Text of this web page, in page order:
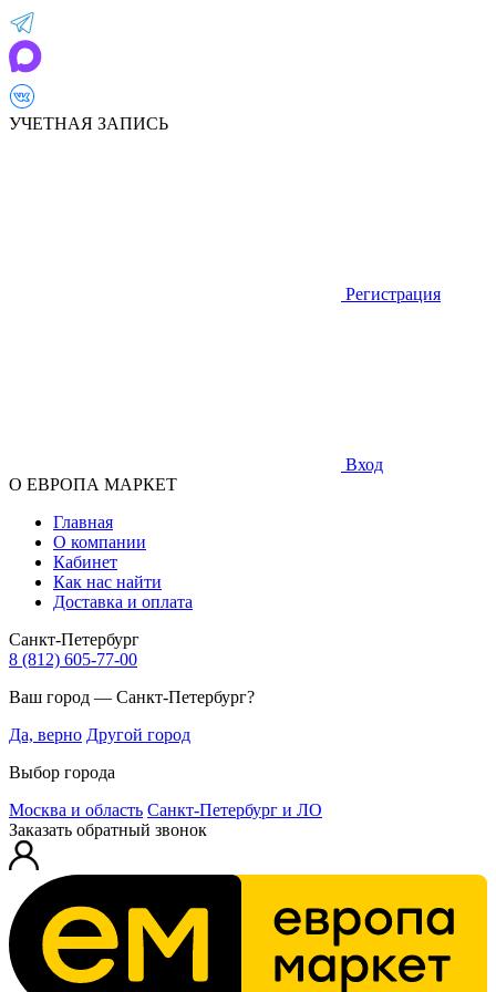
УЧЕТНАЯ ЗАПИСЬ
Регистрация
Вход
О ЕВРОПА МАРКЕТ
Главная
О компании
Кабинет
Как нас найти
Доставка и оплата
Санкт-Петербург
8 (812) 605-77-00
Ваш город — Санкт-Петербург?
Да, верно Другой город
Выбор города
Москва и область Санкт-Петербург и ЛО
Заказать обратный звонок